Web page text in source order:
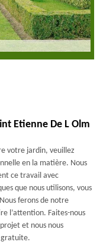
Etienne De L Olm
votre jardin, veuillez
en la matière. Nous
ce travail avec
que nous utilisons, vous
ferons de notre
l’attention. Faites-nous
et nous nous
gratuite.